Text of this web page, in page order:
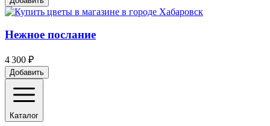
Нежное послание
4 300 ₽
Добавить
Каталог